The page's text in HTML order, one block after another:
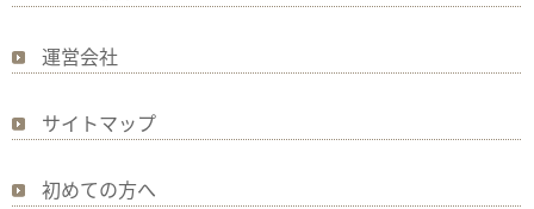
運営会社
サイトマップ
初めての方へ